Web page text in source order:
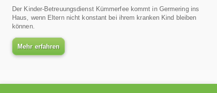
Der Kinder-Betreuungsdienst Kümmerfee kommt in Germering ins
Haus, wenn Eltern nicht konstant bei ihrem kranken Kind bleiben
können.
Mehr erfahren